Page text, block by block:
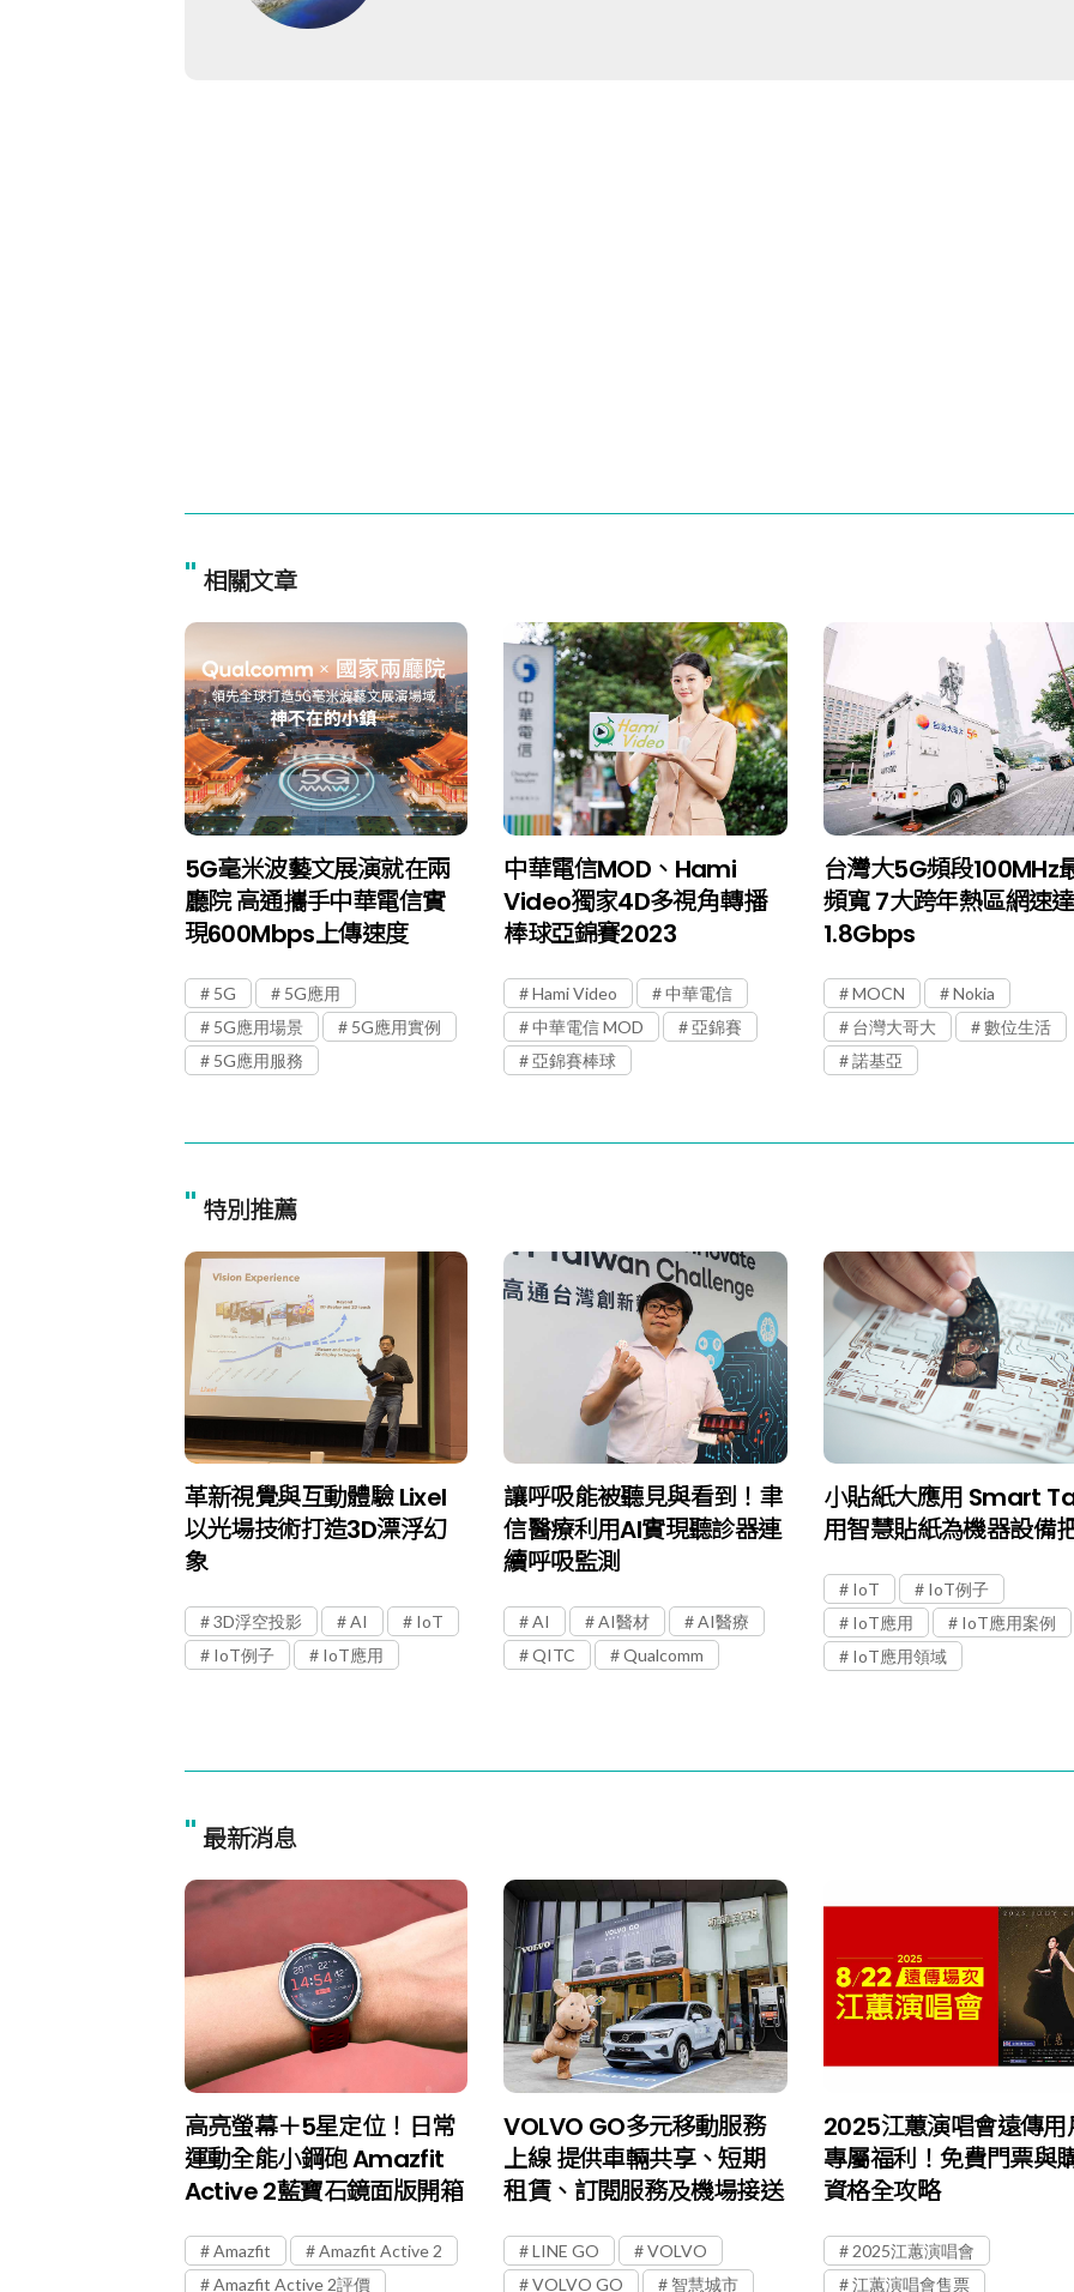
" 相關文章
5G毫米波藝文展演就在兩
廳院 高通攜手中華電信實
現600Mbps上傳速度
5G
5G應用
5G應用場景
5G應用實例
5G應用服務
中華電信MOD、Hami
Video獨家4D多視角轉播
棒球亞錦賽2023
Hami Video
中華電信
中華電信 MOD
亞錦賽
亞錦賽棒球
台灣大5G頻段100MHz
頻寬 7大跨年熱區網速達
1.8Gbps
MOCN
Nokia
台灣大哥大
數位生活
諾基亞
" 特別推薦
革新視覺與互動體驗 Lixel
以光場技術打造3D漂浮幻
象
3D浮空投影 AI
IoT
IoT例子
IoT應用
讓呼吸能被聽見與看到！聿
信醫療利用AI實現聽診器連
續呼吸監測
AI AI醫材
AI醫療
QITC
Qualcomm
小貼紙大應用 Smart
用智慧貼紙為機器設備
IoT
IoT例子
IoT應用
IoT應用案例
IoT應用領域
"最新消息
高亮螢幕＋5星定位！日常
運動全能小鋼砲 Amazfit
Active 2藍寶石鏡面版開箱
Amazfit
Amazfit Active 2
Amazfit Active 2評價
VOLVO GO多元移動服務
上線 提供車輛共享、短期
租賃、訂閱服務及機場接送
LINE GO
VOLVO
VOLVO GO
智慧城市
2025江蕙演唱會遠傳用
專屬福利！免費門票與
資格全攻略
2025江蕙演唱會
江蕙演唱會售票